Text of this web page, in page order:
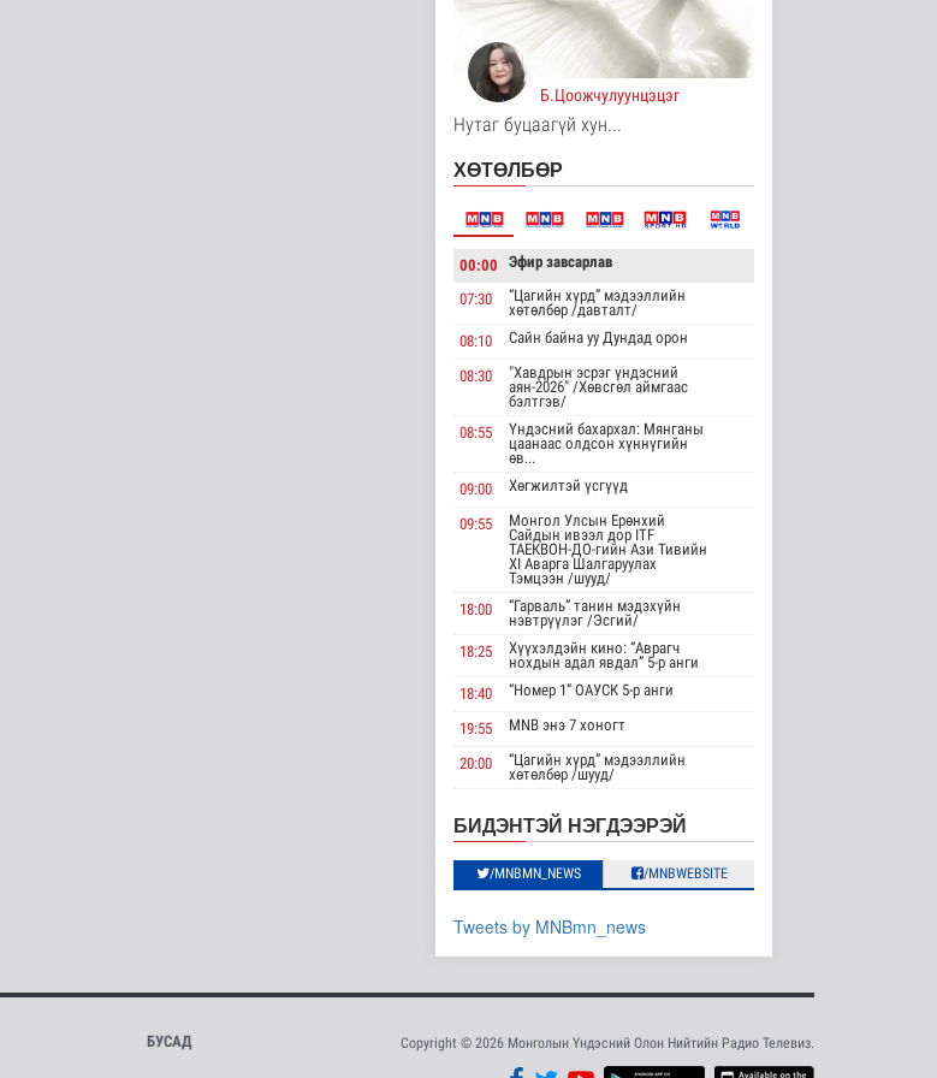
Үерийн аюулаас
сэрэмжтэй байхыг
анхааруулж байна
Байгаль орчин
тусгай дугаарт гэмт ..
Нийгэм
зуны VIII наадам
амжилттай зохи..
Cпорт
13 цаг 49 минутын өмнө
ОХУ-аас шатахууны
импорт тасралтгүй
хийгдэж байна
13 цаг 58 минутын өмнө
АНУ импортлогчдод
100 тэрбум
ам.долларын
тарифын..
Дэлхийд
13 цаг 58 минутын өмнө
Шейх Хасина
Бангладешт эргэн
ирэхээ зарлав
13 цаг 5 минутын өмнө
Монгол Улсын эмэгтэй
шигшээ баг Азийн
наадам-д о..
Cпорт
14 цаг 2 минутын өмнө
Энэ сарын 15-наас
эхэлж тээврийн
Нийгэм
Хэт халууны улмаас
Б.Цоожчулуунцэцэг
Нутаг буцаагүй хун...
ХӨТӨЛБӨР
00:00 Эфир завсарлав
07:30
“Цагийн хүрд” мэдээллийн
хөтөлбөр /давталт/
08:10
Сайн байна уу Дундад орон
08:30
"Хавдрын эсрэг үндэсний
аян-2026" /Хөвсгөл аймгаас
бэлтгэв/
08:55
Үндэсний бахархал: Мянганы
цаанаас олдсон хүннүгийн
өв...
09:00
Хөгжилтэй үсгүүд
09:55
Монгол Улсын Ерөнхий
Сайдын ивээл дор ITF
ТАЕКВОН-ДО-гийн Ази Тивийн
XI Аварга Шалгаруулах
Тэмцээн /шууд/
18:00
“Гарваль” танин мэдэхүйн
нэвтрүүлэг /Эсгий/
18:25
Хүүхэлдэйн кино: “Аврагч
нохдын адал явдал” 5-р анги
18:40
“Номер 1” ОАУСК 5-р анги
19:55 MNB энэ 7 хоногт
20:00
“Цагийн хүрд” мэдээллийн
хөтөлбөр /шууд/
20:45 Хөндөх сэдэв: Эмийн чанар
21:15
100% уралдаант, танин
мэдэхүйн нэвтрүүлэг S2 #9
22:15
23:30
БИДЭНТЭЙ НЭГДЭЭРЭЙ
/MNBMN_NEWS /MNBWEBSITE
Tweets by MNBmn_news
БУСАД Copyright © 2026 Монголын Үндэсний Олон Нийтийн Радио Телевиз.